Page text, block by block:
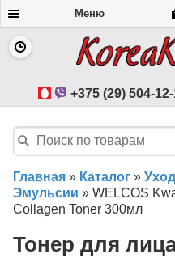
Меню
+375 (29) 504-
Главная » Каталог »
Эмульсии » WELCOS
Collagen Toner 300мл
Тонер для